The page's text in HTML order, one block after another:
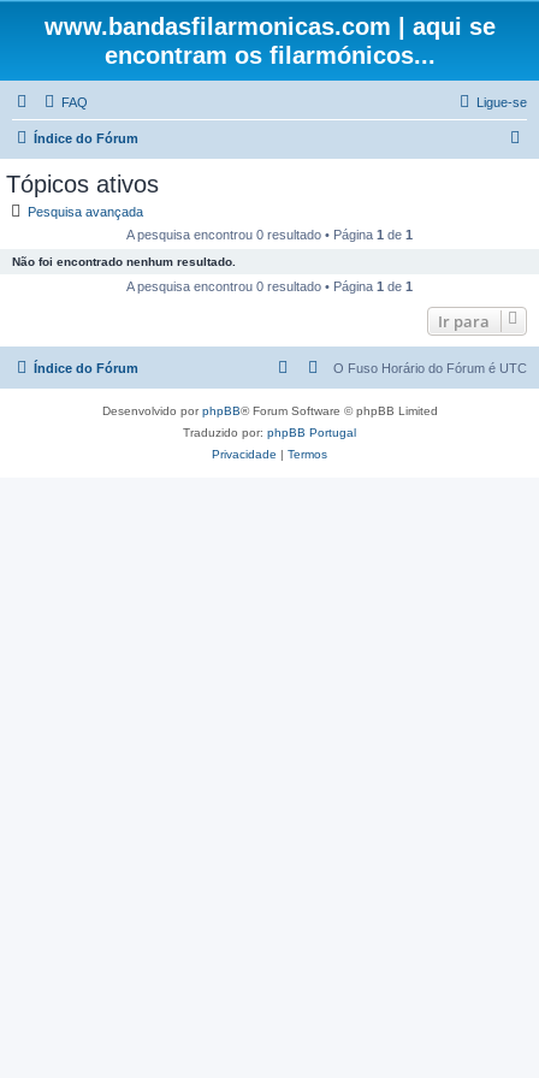
www.bandasfilarmonicas.com | aqui se
encontram os filarmónicos...
FAQ Ligue-se
Índice do Fórum
s
r
Tópicos ativos
Pesquisa avançada
A pesquisa encontrou 0 resultado • Página 1 de 1
Não foi encontrado nenhum resultado.
A pesquisa encontrou 0 resultado • Página 1 de 1
Ir para
Índice do Fórum O Fuso Horário do Fórum é UTC
Desenvolvido porphpBB® Forum Software © phpBB Limited
Traduzido por: phpBB Portugal
Privacidade | Termos